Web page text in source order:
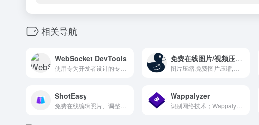
相关导航
WebSocket DevTools 免费在线图片/视频压缩工具
ShotEasy Wappalyzer
识别网络技术；Wappalyzer 是一款跨平台工具，可发现网站使用的技术。它能检测内容管理系统、电子商务平台、网络框架、服务器软件、分析工具等。